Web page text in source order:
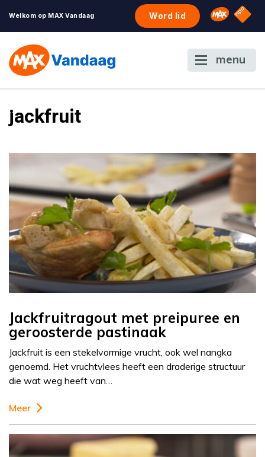
Welkom op MAX Vandaag Word lid Omroep
NPO
menu
jackfruit
Jackfruitragout met preipuree en
geroosterde pastinaak
Jackfruit is een stekelvormige vrucht, ook wel nangka
genoemd. Het vruchtvlees heeft een draderige structuur
die wat weg heeft van…
Meer